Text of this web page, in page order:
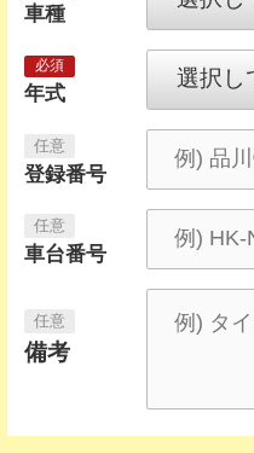
車種
年式
登録番号
車台番号
備考